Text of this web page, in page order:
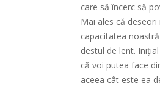
care să încerc să
Mai ales că
capacitatea
destul de lent.
că voi putea face
aceea cât este ea